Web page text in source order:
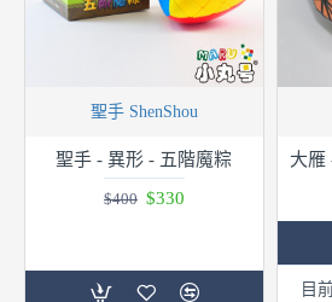
聖手 ShenShou
聖手 - 異形 - 五階魔粽
$330
$400
目